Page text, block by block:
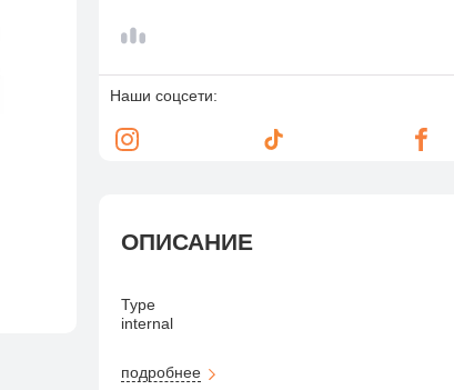
ОПИСАНИЕ
Type
internal
for servers
подробнее
Наши соцсети: